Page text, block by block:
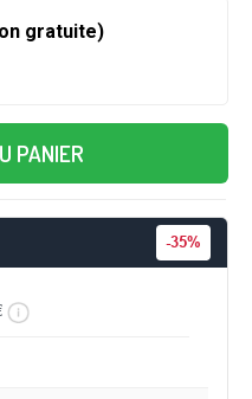
gratuite)
PANIER
-35%